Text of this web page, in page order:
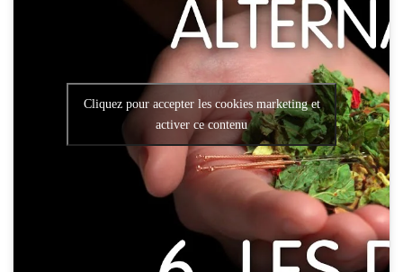
Cliquez pour accepter les cookies marketing et
activer ce contenu